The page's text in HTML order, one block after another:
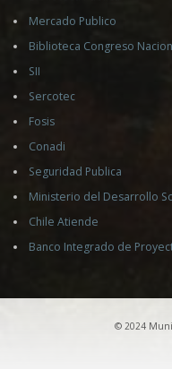
Mercado Publico
Biblioteca Congreso
SII
Sercotec
Fosis
Conadi
Seguridad Publica
Ministerio del Desarrollo
Chile Atiende
Banco Integrado de
© 2024